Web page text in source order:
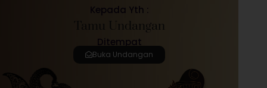
Kepada Yth :
Tamu Undangan
Ditempat
Buka Undangan